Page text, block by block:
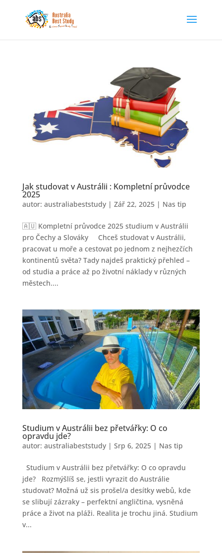
Jak studovat v Austrálii : Kompletní průvodce
2025
autor: australiabeststudy| Zář 22, 2025| Nas tip
🇦🇺 Kompletní průvodce 2025 studium v Austrálii
pro Čechy a Slováky Chceš studovat v Austrálii,
pracovat u moře a cestovat po jednom z nejhezčích
kontinentů světa? Tady najdeš praktický přehled –
od studia a práce až po životní náklady v různých
městech....
Studium v Austrálii bez přetvářky: O co
opravdu jde?
autor: australiabeststudy| Srp 6, 2025| Nas tip
Studium v Austrálii bez přetvářky: O co opravdu
jde? Rozmýšlíš se, jestli vyrazit do Austrálie
studovat? Možná už sis prošel/a desítky webů, kde
se slibují zázraky – perfektní angličtina, vysněná
práce a život na pláži. Realita je trochu jiná. Studium
v...